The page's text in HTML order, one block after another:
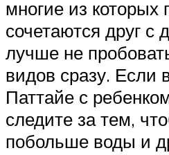
многие из которых
сочетаются друг с
лучше не
видов сразу. Если
Паттайе с
следите за тем,
побольше воды и